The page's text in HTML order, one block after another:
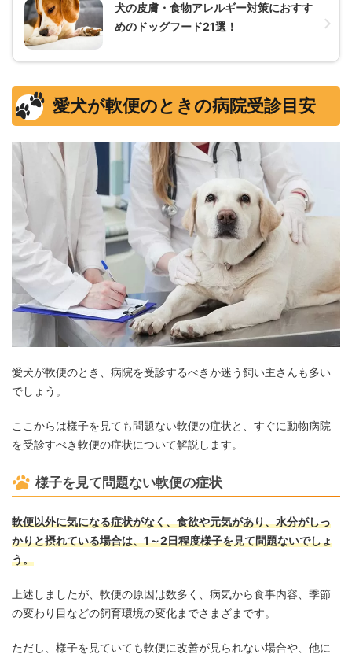
犬の皮膚・食物アレルギー対策におすす
めのドッグフード21選！
愛犬が軟便のときの病院受診目安
愛犬が軟便のとき、病院を受診するべきか迷う飼い主さんも多い
でしょう。
ここからは様子を見ても問題ない軟便の症状と、すぐに動物病院
を受診すべき軟便の症状について解説します。
様子を見て問題ない軟便の症状
軟便以外に気になる症状がなく、食欲や元気があり、水分がしっ
かりと摂れている場合は、1～2日程度様子を見て問題ないでしょ
う。
上述しましたが、軟便の原因は数多く、病気から食事内容、季節
の変わり目などの飼育環境の変化までさまざまです。
ただし、様子を見ていても軟便に改善が見られない場合や、他に